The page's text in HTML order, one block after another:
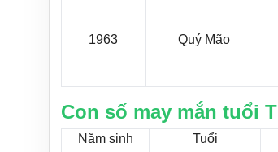
1963 Quý Mão
Con số may mắn tuổi
Năm sinh Tuổi